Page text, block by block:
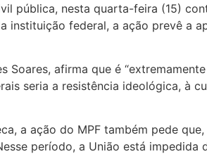
pública, nesta quarta-feira (15)
instituição federal, a ação prevê a
Soares, afirma que é
seria a resistência ideológica, à
a ação do MPF também pede
período, a União está impedida